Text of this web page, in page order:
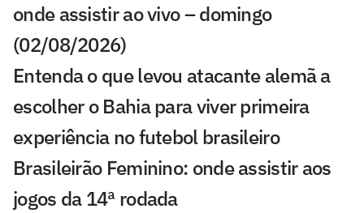
onde assistir ao vivo – domingo
(02/08/2026)
Entenda o que levou atacante alemã a
escolher o Bahia para viver primeira
experiência no futebol brasileiro
Brasileirão Feminino: onde assistir aos
jogos da 14ª rodada